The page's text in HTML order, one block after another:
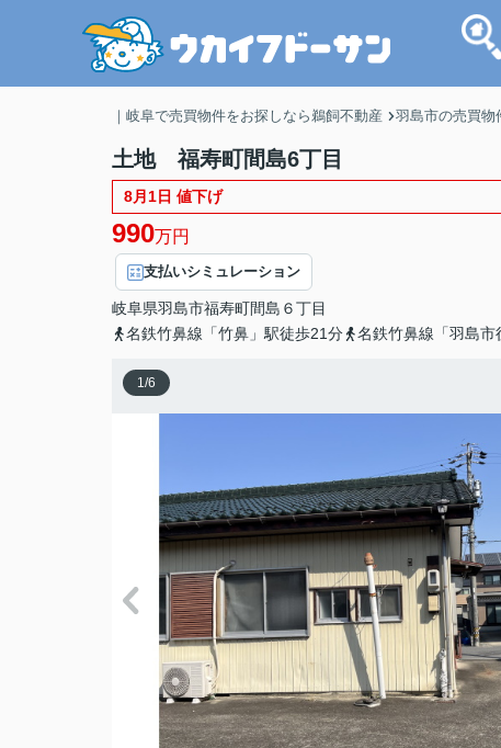
｜岐阜で売買物件をお探しなら鵜飼不動産 羽島市の売買物
土地 福寿町間島6丁目
8月1日 値下げ
990万円
支払いシミュレーション
岐阜県羽島市福寿町間島 ６丁目
名鉄竹鼻線「竹鼻」駅徒歩21分
名鉄竹鼻線「羽島
1/6